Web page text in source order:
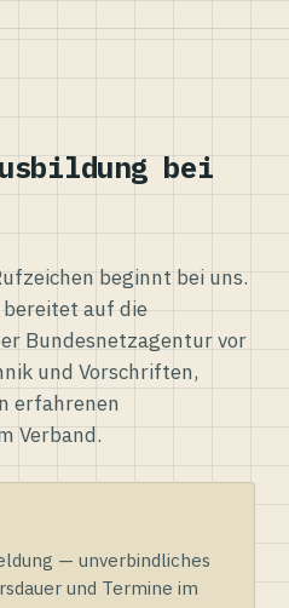
bei
beginnt bei uns.
auf die
Bundesnetzagentur vor
und Vorschriften,
erfahrenen
Verband.
— unverbindliches
und Termine im